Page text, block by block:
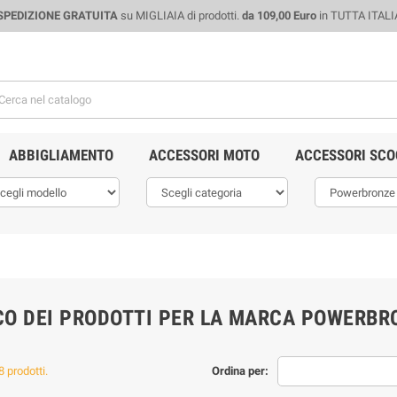
GRATUITAsu MIGLIAIA di prodotti. da 109,00 Euroin TUTTA
ABBIGLIAMENTO ACCESSORI MOTO ACCESSORI
DEI PRODOTTI PER LA MARCA
Ordina per:
prodotti.